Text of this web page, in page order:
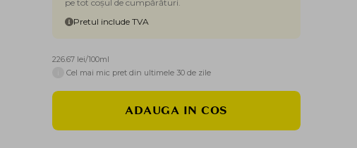
pe tot coșul de cumpărături.
Pretul include TVA
226.67 lei/100ml
Cel mai mic pret din ultimele 30 de zile
ADAUGA IN COS